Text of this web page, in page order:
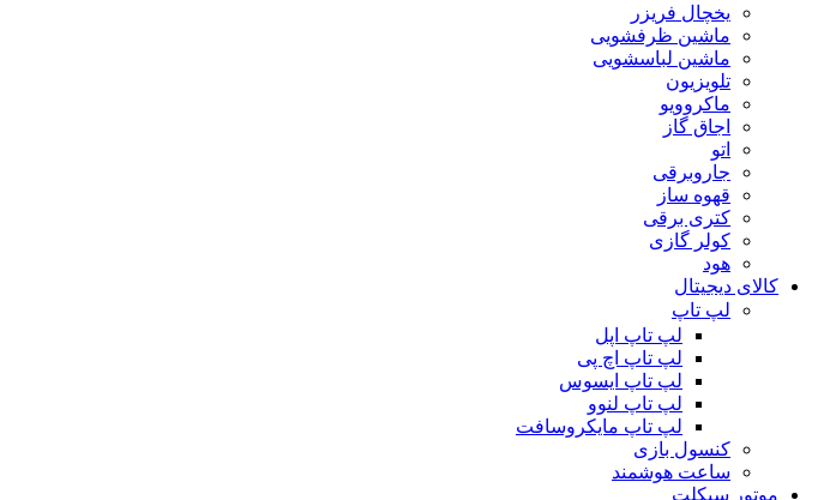
یخچال فریزر
ماشین ظرفشویی
ماشین لباسشویی
تلویزیون
ماکروویو
اجاق گاز
اتو
جاروبرقی
قهوه ساز
کتری برقی
کولر گازی
هود
کالای دیجیتال
لپ تاپ
لپ تاپ اپل
لپ تاپ اچ پی
لپ تاپ ایسوس
لپ تاپ لنوو
لپ تاپ مایکروسافت
کنسول بازی
ساعت هوشمند
موتور سیکلت